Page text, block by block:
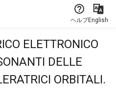
ヘルプEnglish
ELETTRONICO
DELLE
ORBITALI.